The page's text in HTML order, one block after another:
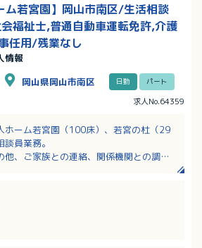
ム若宮園】岡山市南区/生活相談
福祉士,普通自動車運転免許,介護
任用/残業なし
情報
岡山県岡山市南区 日勤 パート
求人No.64359
ホーム若宮園（100床）、若宮の杜（29
員業務。
他、ご家族との連絡、関係機関との調整